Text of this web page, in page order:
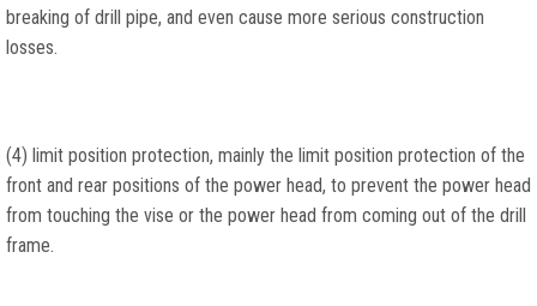
breaking of drill pipe, and even cause more serious construction
losses.
(4) limit position protection, mainly the limit position protection of the
front and rear positions of the power head, to prevent the power head
from touching the vise or the power head from coming out of the drill
frame.